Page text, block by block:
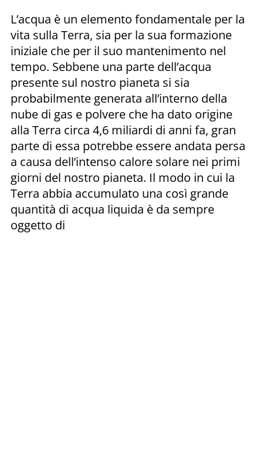
L’acqua è un elemento fondamentale per la
vita sulla Terra, sia per la sua formazione
iniziale che per il suo mantenimento nel
tempo. Sebbene una parte dell’acqua
presente sul nostro pianeta si sia
probabilmente generata all’interno della
nube di gas e polvere che ha dato origine
alla Terra circa 4,6 miliardi di anni fa, gran
parte di essa potrebbe essere andata persa
a causa dell’intenso calore solare nei primi
giorni del nostro pianeta. Il modo in cui la
Terra abbia accumulato una così grande
quantità di acqua liquida è da sempre
oggetto di